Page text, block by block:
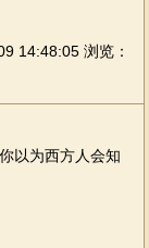
14:48:05 浏览：
以为西方人会知